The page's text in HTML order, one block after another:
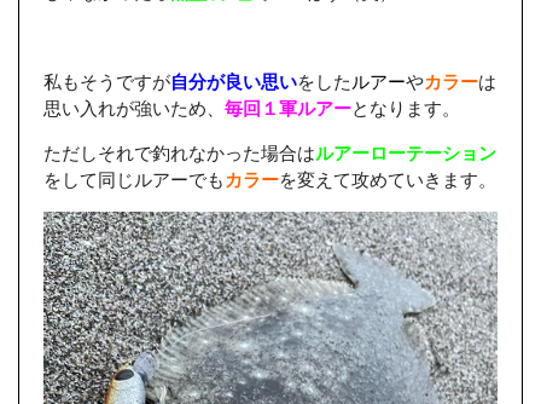
私もそうですが自分が良い思いをした ルアーやカラーは
思い入れが強いため、 毎回１軍ルアーとなります。
ただしそれで釣れなかった場合はルアーローテーション
をして同じルアーでも カラーを変えて攻めていきます。